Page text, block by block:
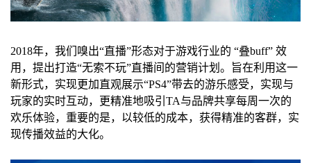
2018年，我们嗅出“直播”形态对于游戏行业的 “叠buff” 效
用，提出打造“无索不玩”直播间的营销计划。旨在利用这一
新形式，实现更加直观展示“PS4”带去的游乐感受，实现与
玩家的实时互动，更精准地吸引TA与品牌共享每周一次的
欢乐体验，重要的是，以较低的成本，获得精准的客群，实
现传播效益的大化。